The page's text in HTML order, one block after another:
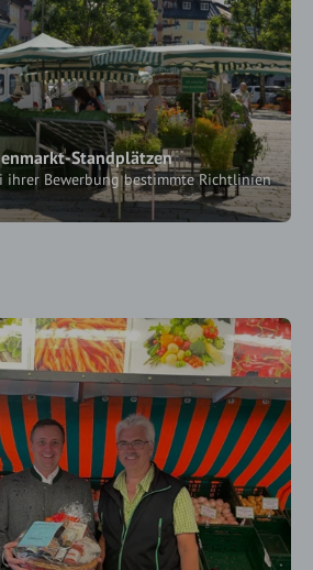
Standplätzen
ihrer Bewerbung bestimmte Richtlinien